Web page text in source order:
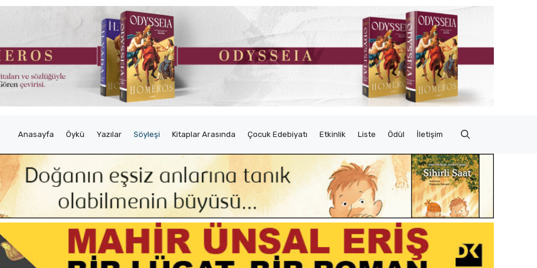
Anasayfa Öykü Yazılar Söyleşi Kitaplar Arasında Çocuk Edebiyatı Etkinlik Liste Ödül İletişim